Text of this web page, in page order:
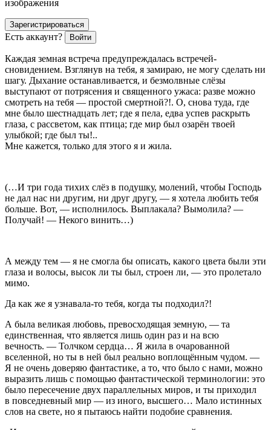
изображения
Зарегистрироваться
Есть аккаунт? Войти
Каждая земная встреча предупреждалась встречей-
сновидением. Взглянув на тебя, я замираю, не могу сделать ни
шагу. Дыхание останавливается, и безмолвные слёзы
выступают от потрясения и священного ужаса: разве можно
смотреть на тебя — простой смертной?!. О, снова туда, где
мне было шестнадцать лет; где я пела, едва успев раскрыть
глаза, с рассветом, как птица; где мир был озарён твоей
улыбкой; где был ты!..
Мне кажется, только для этого я и жила.
(…И три года тихих слёз в подушку, молений, чтобы Господь
не дал нас ни другим, ни друг другу, — я хотела любить тебя
больше. Вот, — исполнилось. Выплакала? Вымолила? —
Получай! — Некого винить…)
А между тем — я не смогла бы описать, какого цвета были эти
глаза и волосы, высок ли ты был, строен ли, — это пролетало
мимо.
Да как же я узнавала-то тебя, когда ты подходил?!
А была великая любовь, превосходящая земную, — та
единственная, что является лишь один раз и на всю
вечность. — Толчком сердца… Я жила в очарованной
вселенной, но ты в ней был реально воплощённым чудом. —
Я не очень доверяю фантастике, а то, что было с нами, можно
выразить лишь с помощью фантастической терминологии: это
было пересечение двух параллельных миров, и ты приходил
в повседневный мир — из иного, высшего… Мало истинных
слов на свете, но я пытаюсь найти подобие сравнения.